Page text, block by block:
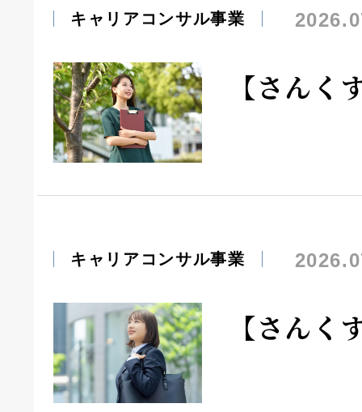
キャリアコンサル事業
【さんく
キャリアコンサル事業
【さんく